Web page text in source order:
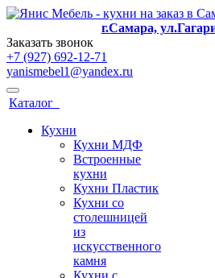
г.Самара,
Заказать звонок
+7 (927) 692-12-71
yanismebel1@yandex.ru
Каталог
Кухни
Кухни МДФ
Встроенные
кухни
Кухни Пластик
Кухни со
столешницей
из
искусcтвенного
камня
Кухни с